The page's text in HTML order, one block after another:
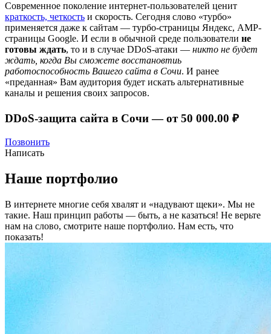
Современное поколение интернет-пользователей ценит
краткость, четкость и скорость. Сегодня слово «турбо»
применяется даже к сайтам — турбо-страницы Яндекс, AMP-
страницы Google. И если в обычной среде пользователи не
готовы ждать, то и в случае DDoS-атаки — никто не будет
ждать, когда Вы сможете восстановтиь
работоспособность Вашего сайта в Сочи. И ранее
«преданная» Вам аудитория будет искать альтернативные
каналы и решения своих запросов.
DDoS-защита сайта в Сочи —от 50 000.00 ₽
Позвонить
Написать
Наше портфолио
В интернете многие себя хвалят и «надувают щеки». Мы не
такие. Наш принцип работы — быть, а не казаться! Не верьте
нам на слово, смотрите наше портфолио. Нам есть, что
показать!